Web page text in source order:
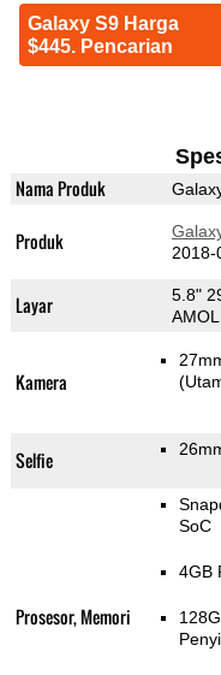
Galaxy S9 Harga
$445. Pencarian
Nama Produk
Produk
2018-
Layar
5.8"
Kamera
Selfie
Prosesor, Memori
SoC
4GB